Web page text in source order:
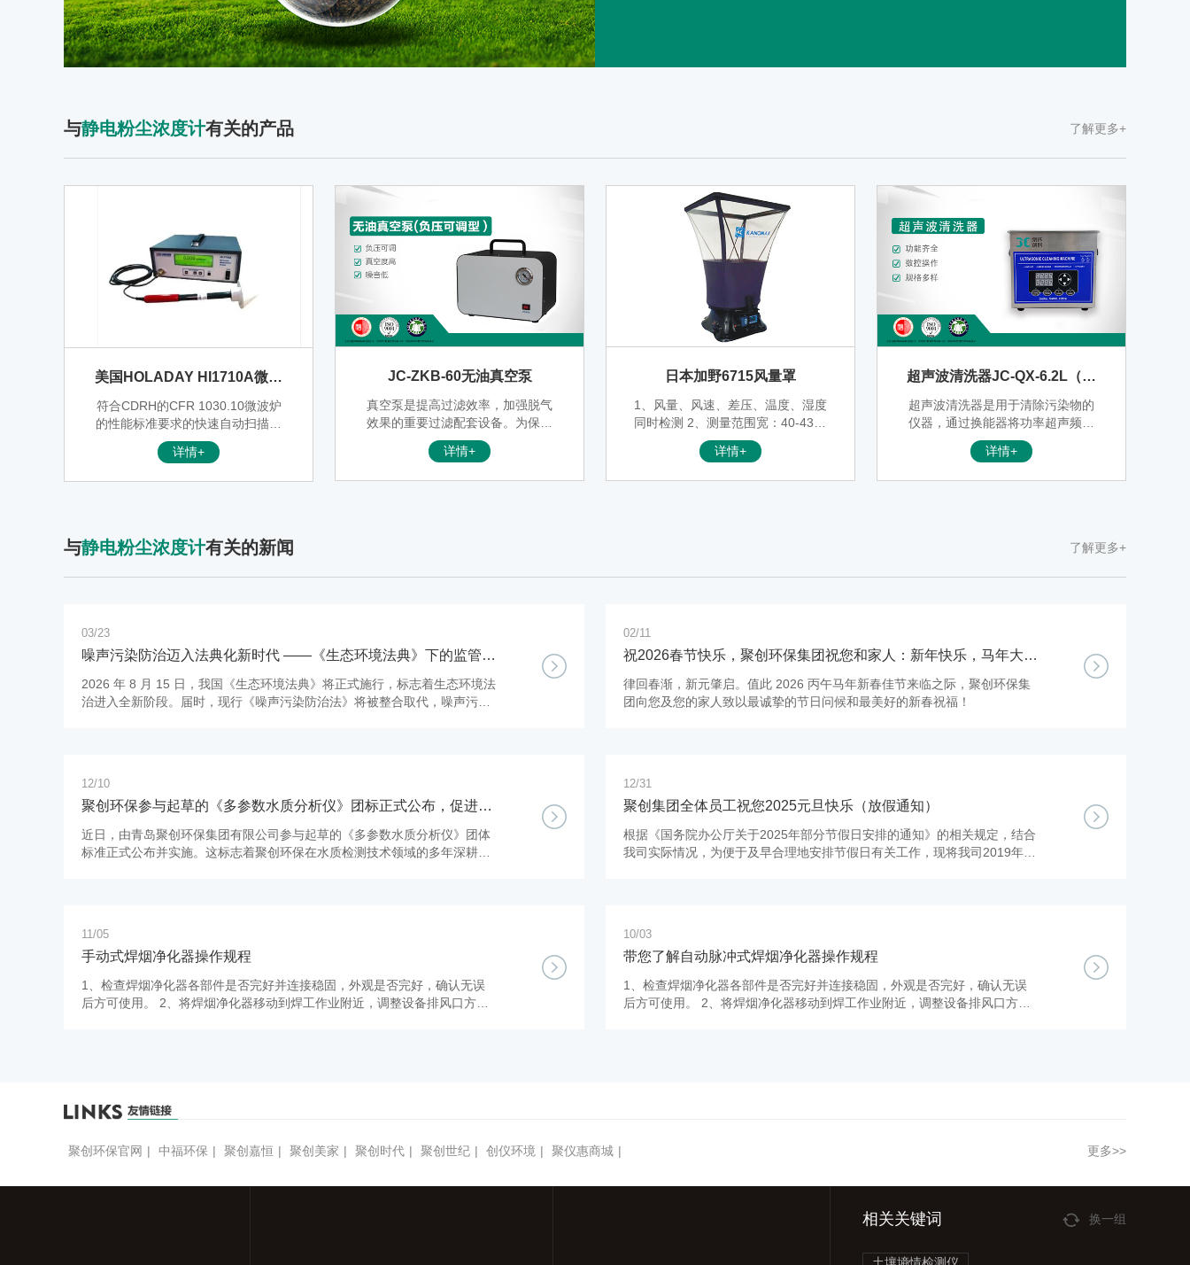
与静电粉尘浓度计有关的产品 了解更多+
美国HOLADAY HI1710A微波
漏能仪
符合CDRH的CFR 1030.10微波炉
的性能标准要求的快速自动扫描系
统，HI1710A微波测量系统探头（H
I2623）是一个大直径为5cm的圆锥
详情+
JC-ZKB-60无油真空泵
真空泵是提高过滤效率，加强脱气
效果的重要过滤配套设备。为保障
过滤介质不被污染，一般均使用无
油隔膜式真空泵，此类泵型是通过
详情+
日本加野6715风量罩
1、风量、风速、差压、温度、湿度
同时检测 2、测量范围宽：40-4300
m3/h 3、超大存储容量：8000 组
详情+
超声波清洗器JC-QX-6.2L（非
医用）
超声波清洗器是用于清除污染物的
仪器，通过换能器将功率超声频源
的声能并且转换成机械振动来清洗
物品，除工作表面上液体和固体的
详情+
与静电粉尘浓度计有关的新闻 了解更多+
03/23
噪声污染防治迈入法典化新时代 ——《生态环境法典》下的监管与
配套方案
2026 年 8 月 15 日，我国《生态环境法典》将正式施行，标志着生态环境法
治进入全新阶段。届时，现行《噪声污染防治法》将被整合取代，噪声污染
02/11
祝2026春节快乐，聚创环保集团祝您和家人：新年快乐，马年大
吉，阖家欢乐，财源广进！
律回春渐，新元肇启。值此 2026 丙午马年新春佳节来临之际，聚创环保集
团向您及您的家人致以最诚挚的节日问候和最美好的新春祝福！
12/10
聚创环保参与起草的《多参数水质分析仪》团标正式公布，促进国
产仪器创新升级
​近日，由青岛聚创环保集团有限公司参与起草的《多参数水质分析仪》团体
标准正式公布并实施。这标志着聚创环保在水质检测技术领域的多年深耕成
12/31
聚创集团全体员工祝您2025元旦快乐（放假通知）
根据《国务院办公厅关于2025年部分节假日安排的通知》的相关规定，结合
我司实际情况，为便于及早合理地安排节假日有关工作，现将我司2019年元
11/05
手动式焊烟净化器操作规程
1、检查焊烟净化器各部件是否完好并连接稳固，外观是否完好，确认无误
后方可使用。 2、将焊烟净化器移动到焊工作业附近，调整设备排风口方向
10/03
带您了解自动脉冲式焊烟净化器操作规程
1、检查焊烟净化器各部件是否完好并连接稳固，外观是否完好，确认无误
后方可使用。 2、将焊烟净化器移动到焊工作业附近，调整设备排风口方向
聚创环保官网 | 中福环保 | 聚创嘉恒 | 聚创美家 | 聚创时代 | 聚创世纪 | 创仪环境 | 聚仪惠商城 | 更多>>
相关关键词 换一组
土壤墒情检测仪